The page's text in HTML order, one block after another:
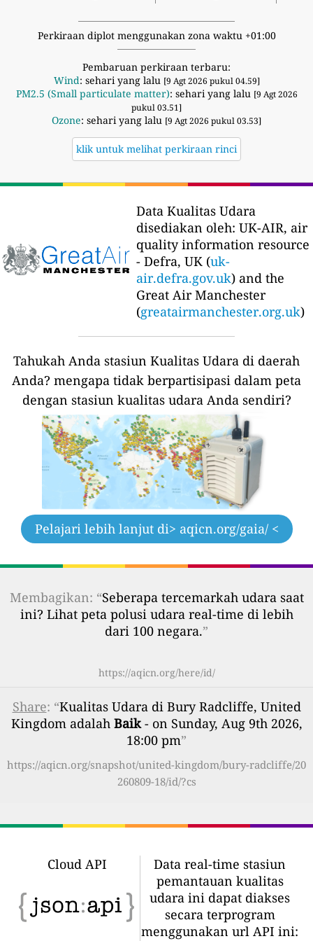
Perkiraan diplot menggunakan zona waktu +01:00
Pembaruan perkiraan terbaru:
Wind: sehari yang lalu [9 Agt 2026 pukul 04.59]
PM2.5 (Small particulate matter): sehari yang lalu [9 Agt 2026
pukul 03.51]
Ozone: sehari yang lalu [9 Agt 2026 pukul 03.53]
klik untuk melihat perkiraan rinci
Data Kualitas Udara
disediakan oleh: UK-AIR, air
quality information resource
- Defra, UK (uk-
air.defra.gov.uk) and the
Great Air Manchester
(greatairmanchester.org.uk)
Tahukah Anda stasiun Kualitas Udara di daerah
Anda? mengapa tidak berpartisipasi dalam peta
dengan stasiun kualitas udara Anda sendiri?
Pelajari lebih lanjut di> aqicn.org/gaia/ <
Membagikan: “Seberapa tercemarkah udara saat
ini? Lihat peta polusi udara real-time di lebih
dari 100 negara.”
https://aqicn.org/here/id/
Share: “Kualitas Udara di Bury Radcliffe, United
Kingdom adalah Baik- on Sunday, Aug 9th 2026,
18:00 pm”
https://aqicn.org/snapshot/united-kingdom/bury-radcliffe/20
260809-18/id/?cs
Cloud API
Data real-time stasiun
pemantauan kualitas
udara ini dapat diakses
secara terprogram
menggunakan url API ini: